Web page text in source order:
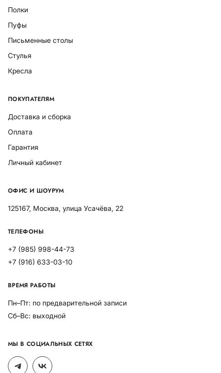
Полки
Пуфы
Письменные столы
Стулья
Кресла
ПОКУПАТЕЛЯМ
Доставка и сборка
Оплата
Гарантия
Личный кабинет
ОФИС И ШОУРУМ
125167, Москва, улица Усачёва, 22
ТЕЛЕФОНЫ
+7 (985) 998-44-73
+7 (916) 633-03-10
ВРЕМЯ РАБОТЫ
Пн–Пт: по предварительной записи
Сб–Вс: выходной
МЫ В СОЦИАЛЬНЫХ СЕТЯХ